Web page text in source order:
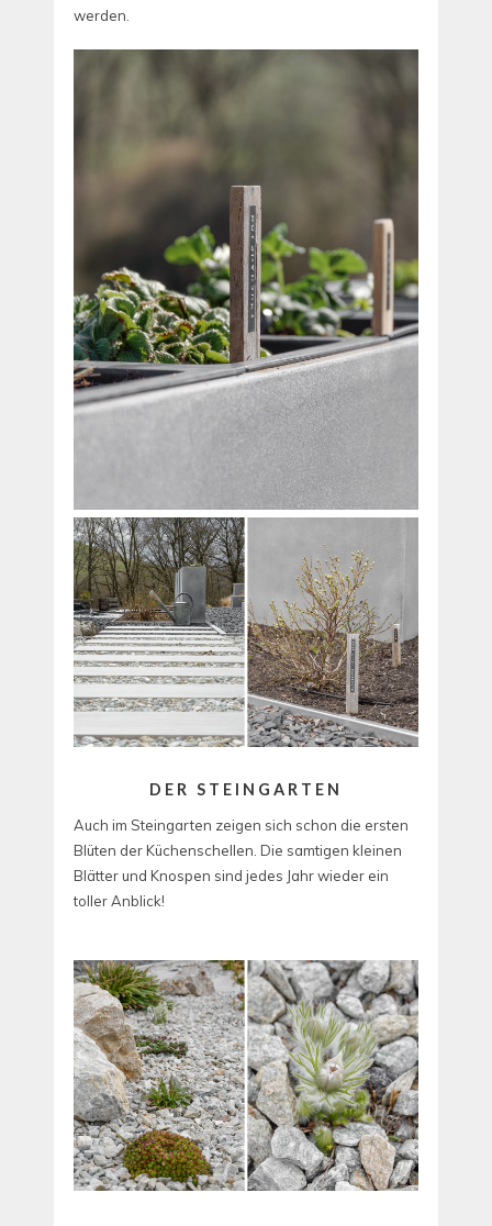
werden.
DER STEINGARTEN
Auch im Steingarten zeigen sich schon die ersten
Blüten der Küchenschellen. Die samtigen kleinen
Blätter und Knospen sind jedes Jahr wieder ein
toller Anblick!